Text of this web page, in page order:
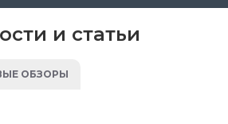
и статьи
ОБЗОРЫ